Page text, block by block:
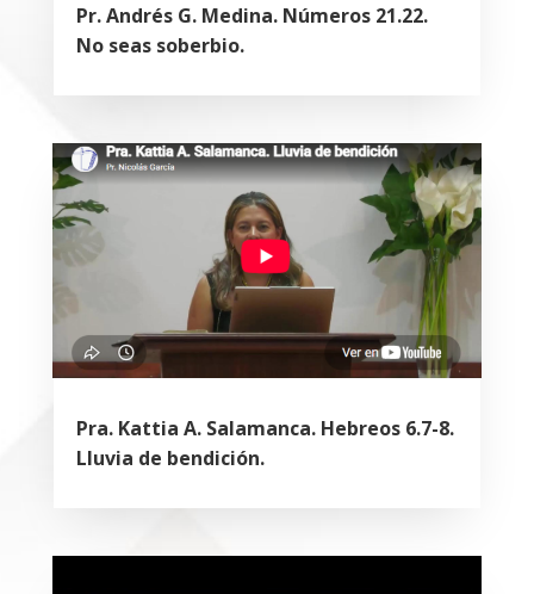
Pr. Andrés G. Medina. Números 21.22.
No seas soberbio.
Pra. Kattia A. Salamanca. Hebreos 6.7-8.
Lluvia de bendición.